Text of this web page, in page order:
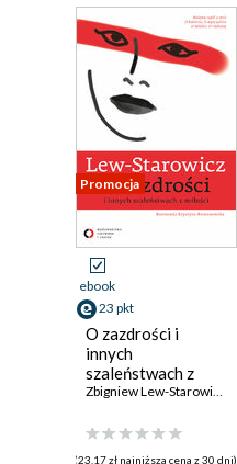
Promocja
ebook
23 pkt
O zazdrości i
innych
szaleństwach z
miłości
Zbigniew Lew-Starowicz
(23,17 zł najniższa cena z 30 dni)